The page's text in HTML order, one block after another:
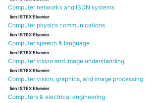
Computer networks and ISDN systems
lien ISTEX Elsevier
Computer physics communications
lien ISTEX Elsevier
Computer speech & language
lien ISTEX Elsevier
Computer vision and image understanding
lien ISTEX Elsevier
Computer vision, graphics, and image processing
lien ISTEX Elsevier
Computers & electrical engineering